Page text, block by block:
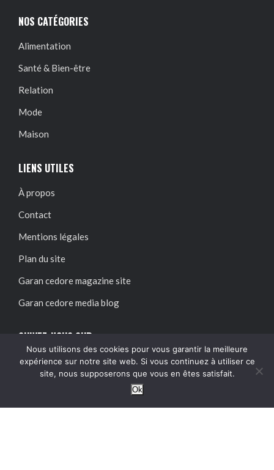
NOS CATÉGORIES
Alimentation
Santé & Bien-être
Relation
Mode
Maison
LIENS UTILES
À propos
Contact
Mentions légales
Plan du site
Garan cedore magazine site
Garan cedore media blog
SUIVEZ-NOUS SUR :
Nous utilisons des cookies pour vous garantir la meilleure
expérience sur notre site web. Si vous continuez à utiliser ce
site, nous supposerons que vous en êtes satisfait.
Ok